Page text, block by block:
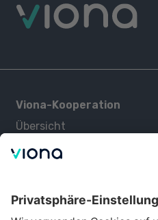
Viona-Kooperation
Übersicht
Kurse
Über uns